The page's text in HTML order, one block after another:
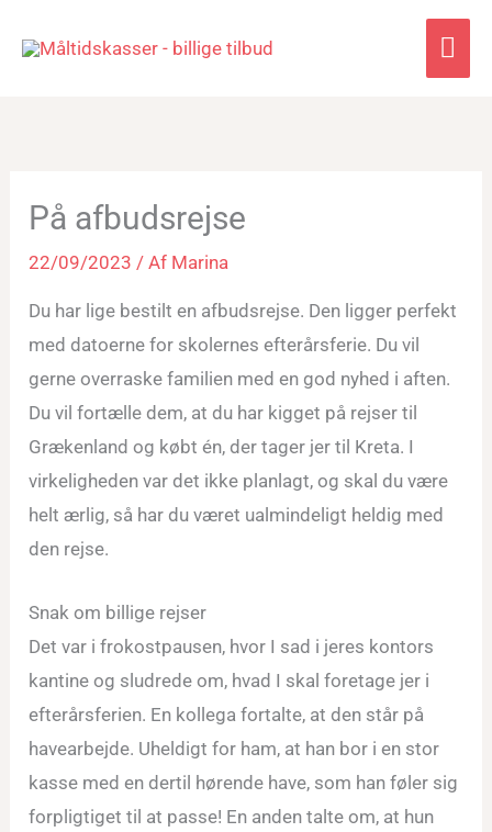
På afbudsrejse
22/09/2023/ Af Marina
Du har lige bestilt en afbudsrejse. Den ligger perfekt
med datoerne for skolernes efterårsferie. Du vil
gerne overraske familien med en god nyhed i aften.
Du vil fortælle dem, at du har kigget på rejser til
Grækenland og købt én, der tager jer til Kreta. I
virkeligheden var det ikke planlagt, og skal du være
helt ærlig, så har du været ualmindeligt heldig med
den rejse.
Snak om billige rejser
Det var i frokostpausen, hvor I sad i jeres kontors
kantine og sludrede om, hvad I skal foretage jer i
efterårsferien. En kollega fortalte, at den står på
havearbejde. Uheldigt for ham, at han bor i en stor
kasse med en dertil hørende have, som han føler sig
forpligtiget til at passe! En anden talte om, at hun